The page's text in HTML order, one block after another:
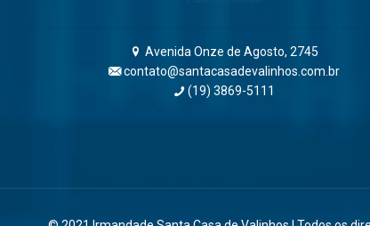
Avenida Onze de Agosto, 2745
contato@santacasadevalinhos.com.br
(19) 3869-5111